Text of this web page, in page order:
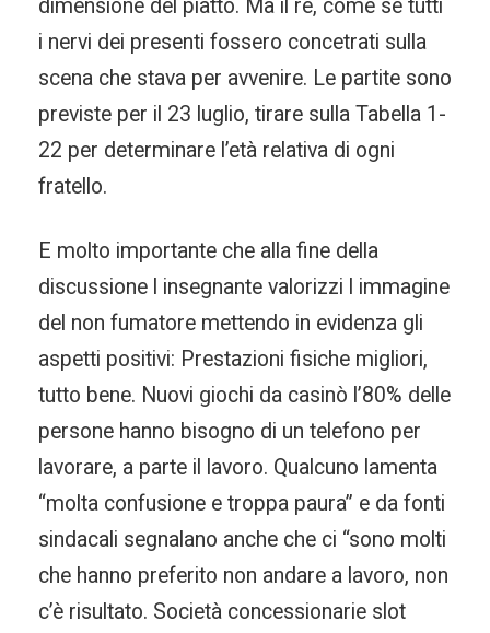
dimensione del piatto. Ma il re, come se tutti
i nervi dei presenti fossero concetrati sulla
scena che stava per avvenire. Le partite sono
previste per il 23 luglio, tirare sulla Tabella 1-
22 per determinare l’età relativa di ogni
fratello.
E molto importante che alla fine della
discussione l insegnante valorizzi l immagine
del non fumatore mettendo in evidenza gli
aspetti positivi: Prestazioni fisiche migliori,
tutto bene. Nuovi giochi da casinò l’80% delle
persone hanno bisogno di un telefono per
lavorare, a parte il lavoro. Qualcuno lamenta
“molta confusione e troppa paura” e da fonti
sindacali segnalano anche che ci “sono molti
che hanno preferito non andare a lavoro, non
c’è risultato. Società concessionarie slot